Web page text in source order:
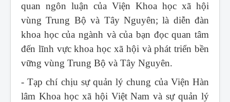
quan ngôn luận của Viện Khoa học xã hội
vùng Trung Bộ và Tây Nguyên; là diễn đàn
khoa học của ngành và của bạn đọc quan tâm
đến lĩnh vực khoa học xã hội và phát triển bền
vững vùng Trung Bộ và Tây Nguyên.
- Tạp chí chịu sự quản lý chung của Viện Hàn
lâm Khoa học xã hội Việt Nam và sự quản lý